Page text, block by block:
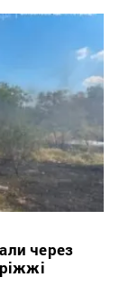
через